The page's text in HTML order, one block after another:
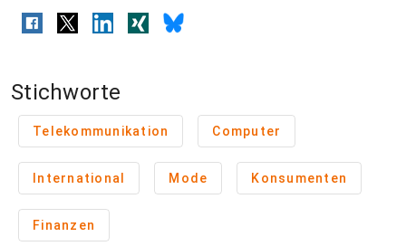
Stichworte
Telekommunikation Computer
International Mode Konsumenten
Finanzen